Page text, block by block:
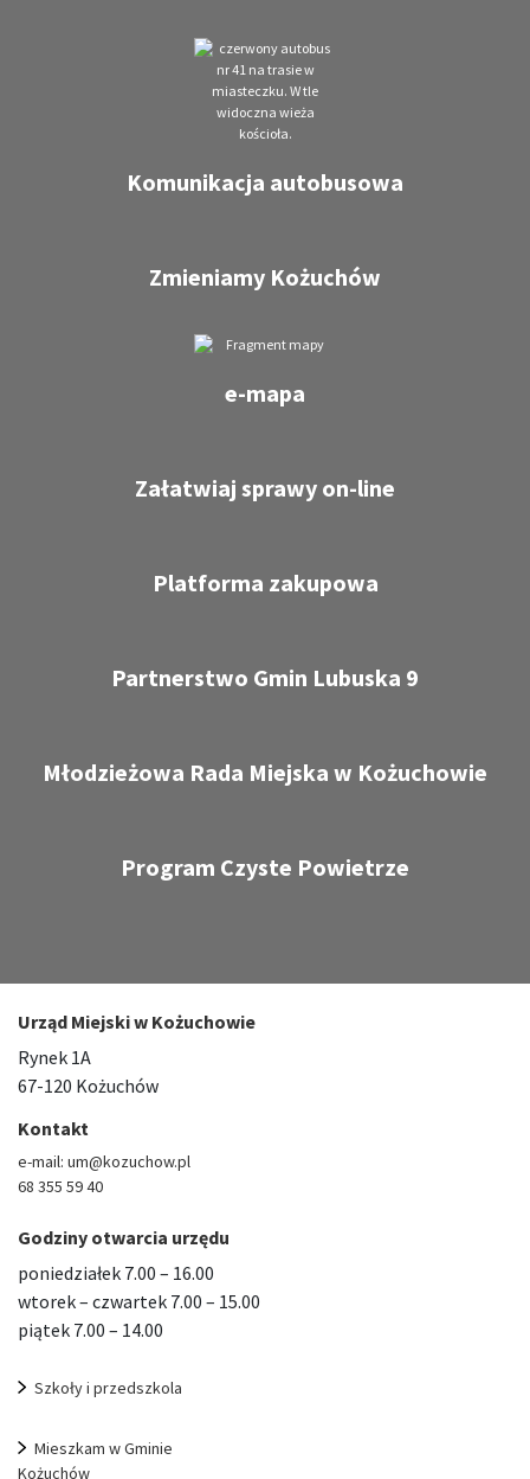
Komunikacja autobusowa
Zmieniamy Kożuchów
e-mapa
Załatwiaj sprawy on-line
Platforma zakupowa
Partnerstwo Gmin Lubuska 9
Młodzieżowa Rada Miejska w Kożuchowie
Program Czyste Powietrze
Urząd Miejski w Kożuchowie
Rynek 1A
67-120 Kożuchów
Kontakt
e-mail: um@kozuchow.pl
68 355 59 40
Godziny otwarcia urzędu
poniedziałek 7.00 – 16.00
wtorek – czwartek 7.00 – 15.00
piątek 7.00 – 14.00
Szkoły i przedszkola
Mieszkam w Gminie
Kożuchów